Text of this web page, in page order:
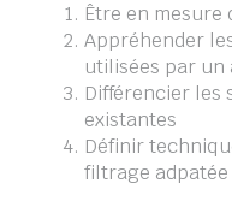
Être en mesure
Appréhender
utilisées par un
Différencier les
existantes
Définir
filtrage adpatée